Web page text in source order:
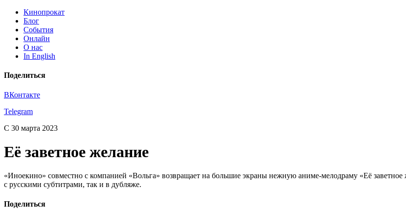
Кинопрокат
Блог
События
Онлайн
О нас
In English
Поделиться
ВКонтакте
Telegram
С 30 марта 2023
Её заветное желание
«Иноекино» совместно с компанией «Вольга» возвращает на большие экраны нежную аниме-мелодраму «Её
с русскими субтитрами, так и в дубляже.
Поделиться